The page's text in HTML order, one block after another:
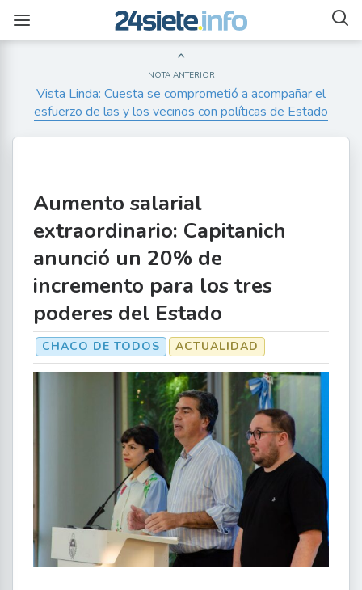
NOTA ANTERIOR
Vista Linda: Cuesta se comprometió a acompañar el
esfuerzo de las y los vecinos con políticas de Estado
Aumento salarial
extraordinario: Capitanich
anunció un 20% de
incremento para los tres
poderes del Estado
CHACO DE TODOS ACTUALIDAD